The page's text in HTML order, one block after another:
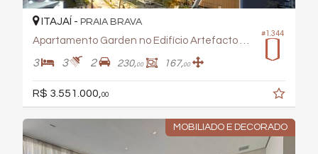
#1.344
ITAJAÍ - PRAIA BRAVA
Apartamento Garden no Edifício Artefacto Towers
3 3 2 230,00 167,00
R$ 3.551.000, 00
MOBILIADO E DECORADO